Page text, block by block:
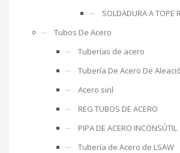
SOLDADURA A TOPE
Tubos De Acero
Tuberías de acero
Tubería De Acero De
Acero sinl
REG TUBOS DE ACERO
PIPA DE ACERO INCONSÚTIL
Tubería de Acero de LSAW